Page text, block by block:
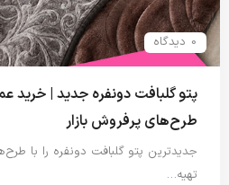
0 دیدگاه
پتو گلبافت دونفره جدید | خرید
طرح‌های پرفروش بازار
جدیدترین پتو گلبافت دونفره را با
تهیه…